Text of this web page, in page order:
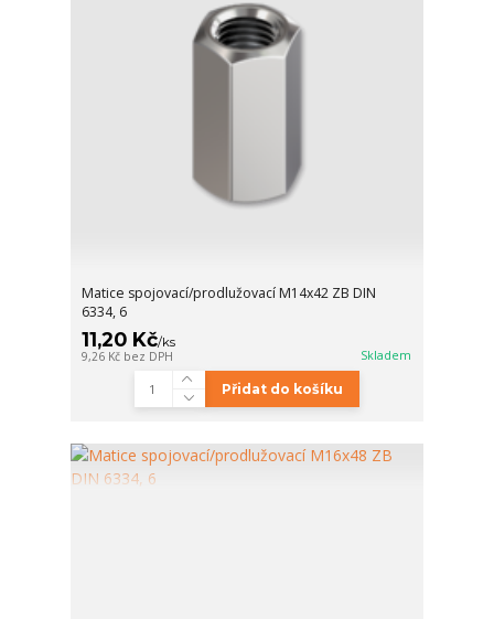
Matice spojovací/prodlužovací M14x42 ZB DIN
6334, 6
11,20 Kč/ks
9,26 Kč bez DPH Skladem
Přidat do košíku